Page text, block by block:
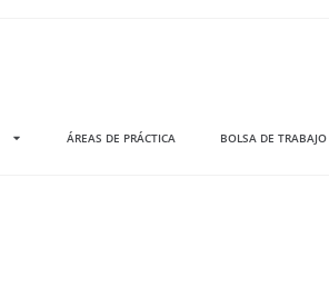
ÁREAS DE PRÁCTICA BOLSA DE TRABAJO